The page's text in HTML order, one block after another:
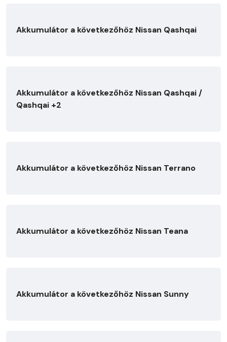
Akkumulátor a következőhöz Nissan Qashqai
Akkumulátor a következőhöz Nissan Qashqai /
Qashqai +2
Akkumulátor a következőhöz Nissan Terrano
Akkumulátor a következőhöz Nissan Teana
Akkumulátor a következőhöz Nissan Sunny